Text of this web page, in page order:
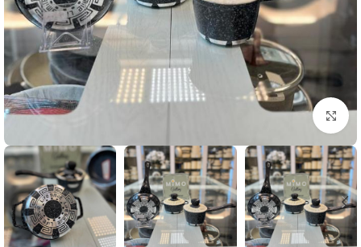
بزرگنمایی تصویر